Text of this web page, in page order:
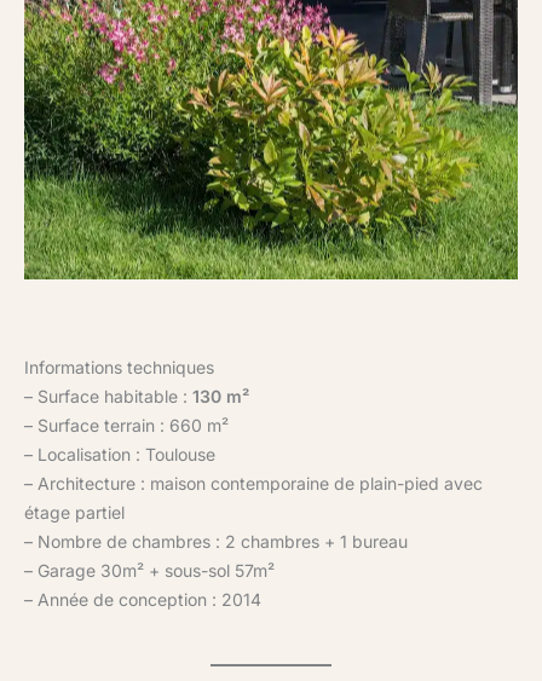
Informations techniques
– Surface habitable : 130 m²
– Surface terrain : 660 m²
– Localisation : Toulouse
– Architecture : maison contemporaine de plain-pied avec
étage partiel
– Nombre de chambres : 2 chambres + 1 bureau
– Garage 30m² + sous-sol 57m²
– Année de conception : 2014